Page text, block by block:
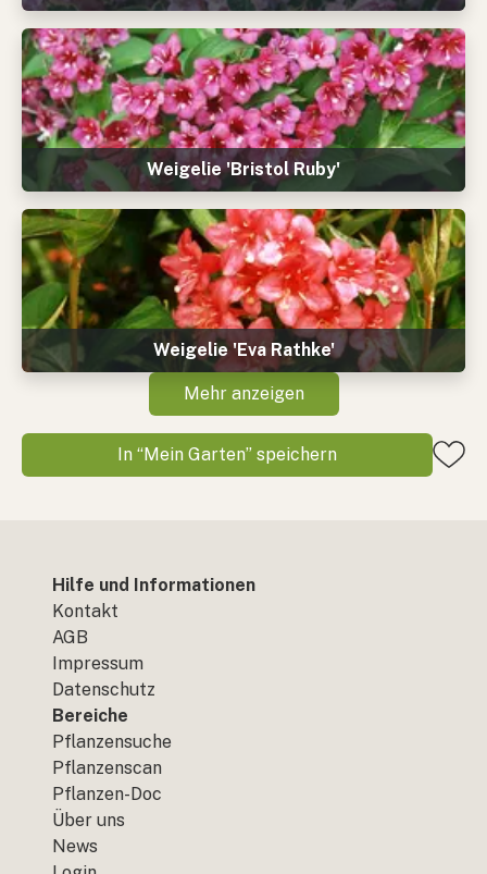
Weigelie 'Bristol Ruby'
Weigelie 'Eva Rathke'
Mehr anzeigen
In “Mein Garten” speichern
Hilfe und Informationen
Kontakt
AGB
Impressum
Datenschutz
Bereiche
Pflanzensuche
Pflanzenscan
Pflanzen-Doc
Über uns
News